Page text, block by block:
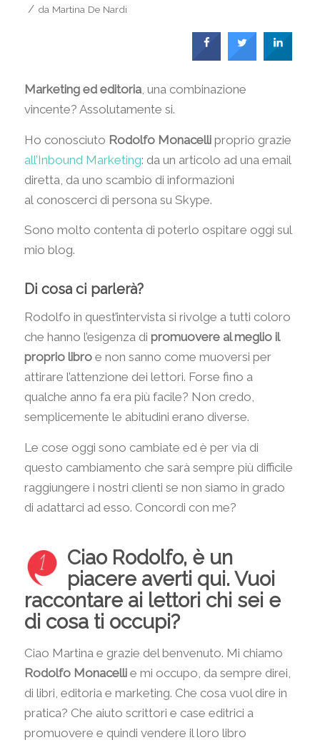
/ da Martina De Nardi
Marketing ed editoria, una combinazione
vincente? Assolutamente si.
Ho conosciuto Rodolfo Monacelliproprio grazie
all’Inbound Marketing: da un articolo ad una email
diretta, da uno scambio di informazioni
al conoscerci di persona su Skype.
Sono molto contenta di poterlo ospitare oggi sul
mio blog.
Di cosa ci parlerà?
Rodolfo in quest’intervista si rivolge a tutti coloro
che hanno l’esigenza di promuovere al meglio il
proprio libroe non sanno come muoversi per
attirare l’attenzione dei lettori. Forse fino a
qualche anno fa era più facile? Non credo,
semplicemente le abitudini erano diverse.
Le cose oggi sono cambiate ed è per via di
questo cambiamento che sarà sempre più difficile
raggiungere i nostri clienti se non siamo in grado
di adattarci ad esso. Concordi con me?
Ciao Rodolfo, è un
piacere averti qui. Vuoi
raccontare ai lettori chi sei e
di cosa ti occupi?
Ciao Martina e grazie del benvenuto. Mi chiamo
Rodolfo Monacellie mi occupo, da sempre direi,
di libri, editoria e marketing. Che cosa vuol dire in
pratica? Che aiuto scrittori e case editrici a
promuovere e quindi vendere il loro libro